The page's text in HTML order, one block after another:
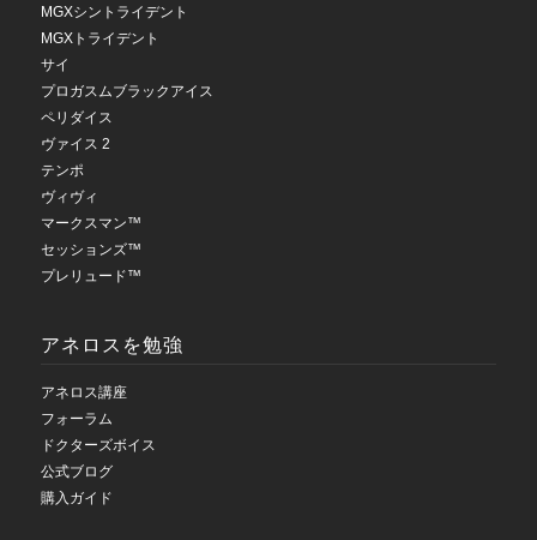
MGXシントライデント
MGXトライデント
サイ
プロガスムブラックアイス
ペリダイス
ヴァイス 2
テンポ
ヴィヴィ
マークスマン™
セッションズ™
プレリュード™
アネロスを勉強
アネロス講座
フォーラム
ドクターズボイス
公式ブログ
購入ガイド